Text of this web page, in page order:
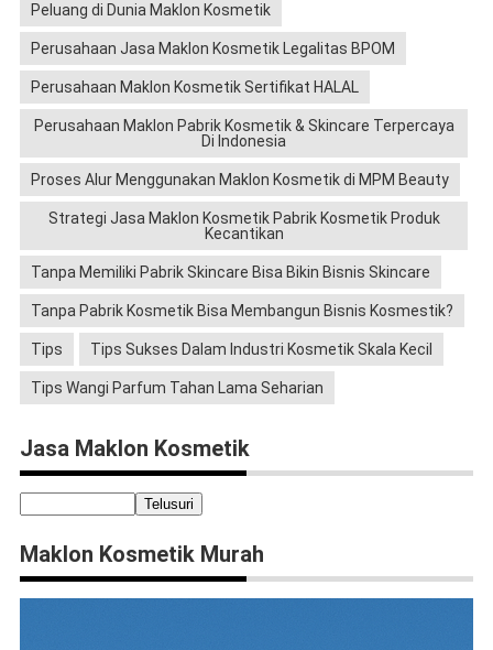
Peluang di Dunia Maklon Kosmetik
Perusahaan Jasa Maklon Kosmetik Legalitas BPOM
Perusahaan Maklon Kosmetik Sertifikat HALAL
Perusahaan Maklon Pabrik Kosmetik & Skincare Terpercaya
Di Indonesia
Proses Alur Menggunakan Maklon Kosmetik di MPM Beauty
Strategi Jasa Maklon Kosmetik Pabrik Kosmetik Produk
Kecantikan
Tanpa Memiliki Pabrik Skincare Bisa Bikin Bisnis Skincare
Tanpa Pabrik Kosmetik Bisa Membangun Bisnis Kosmestik?
Tips Tips Sukses Dalam Industri Kosmetik Skala Kecil
Tips Wangi Parfum Tahan Lama Seharian
Jasa Maklon Kosmetik
Maklon Kosmetik Murah